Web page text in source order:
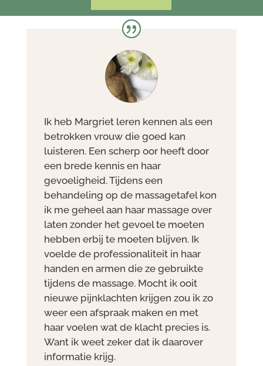
Ik heb Margriet leren kennen als een
betrokken vrouw die goed kan
luisteren. Een scherp oor heeft door
een brede kennis en haar
gevoeligheid. Tijdens een
behandeling op de massagetafel kon
ik me geheel aan haar massage over
laten zonder het gevoel te moeten
hebben erbij te moeten blijven. Ik
voelde de professionaliteit in haar
handen en armen die ze gebruikte
tijdens de massage. Mocht ik ooit
nieuwe pijnklachten krijgen zou ik zo
weer een afspraak maken en met
haar voelen wat de klacht precies is.
Want ik weet zeker dat ik daarover
informatie krijg.